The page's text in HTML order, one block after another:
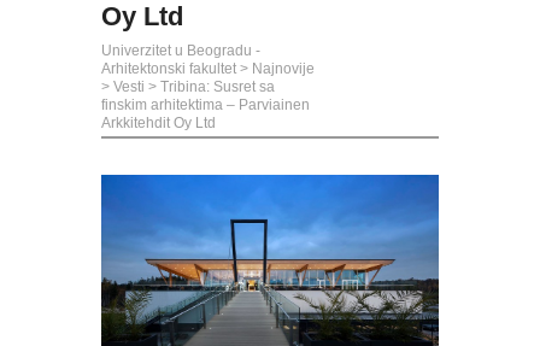
Oy Ltd
Univerzitet u Beogradu -
Arhitektonski fakultet > Najnovije
> Vesti > Tribina: Susret sa
finskim arhitektima – Parviainen
Arkkitehdit Oy Ltd